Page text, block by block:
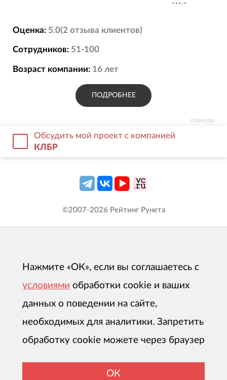
спонсор
Оценка: 5.0(2 отзыва клиентов)
Сотрудников: 51-100
Возраст компании: 16 лет
ПОДРОБНЕЕ
Обсудить мой проект с компанией
КЛБР
©2007-2026 Рейтинг Рунета
Нажмите «ОК», если вы соглашаетесь с
условиями обработки cookie и ваших
данных о поведении на сайте,
необходимых для аналитики. Запретить
обработку cookie можете через браузер
ОК